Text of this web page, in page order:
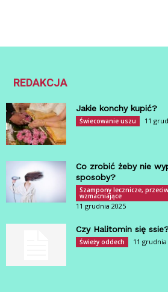
REDAKCJA
Jakie konchy kupić?
Świecowanie uszu 11
Co zrobić żeby nie
sposoby?
Szampony lecznicze,
wzmacniające
11 grudnia 2025
Czy Halitomin się
Świeży oddech 11 grudnia